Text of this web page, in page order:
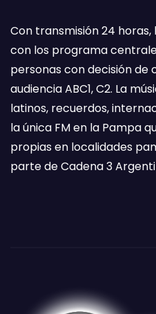
Con transmisión 24
con los programa
personas con decisión de
audiencia ABC1, C2. La
latinos, recuerdos,
la única FM en la Pampa
propias en localidades
parte de Cadena 3